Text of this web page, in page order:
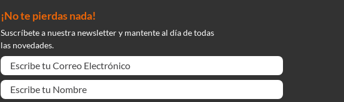
¡No te pierdas nada!
Suscríbete a nuestra newsletter y mantente al día de todas
las novedades.